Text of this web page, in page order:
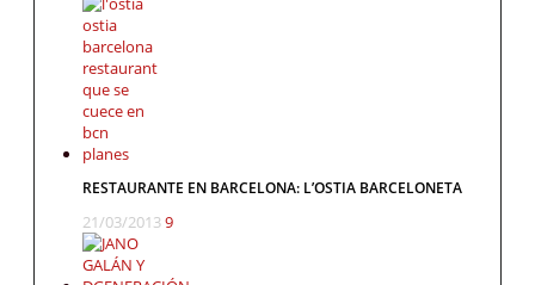
RESTAURANTE EN BARCELONA: L’OSTIA BARCELONETA
21/03/20139